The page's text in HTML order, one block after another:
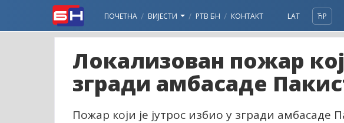
ПОЧЕТНА ВИЈЕСТИ РТВ БН КОНТАКТ LAT ЋР
Локализован пожар
згради амбасаде
Пожар који је јутрос избио у згради амбасаде